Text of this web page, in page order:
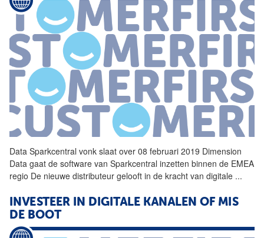
Data Sparkcentral vonk slaat over 08 februari 2019 Dimension
Data gaat de software van Sparkcentral inzetten binnen de EMEA
regio De nieuwe distributeur gelooft in de kracht van digitale ...
INVESTEER IN DIGITALE KANALEN OF MIS
DE BOOT